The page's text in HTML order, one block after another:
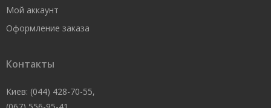
Мой аккаунт
Оформление заказа
Контакты
Киев: (044) 428-70-55,